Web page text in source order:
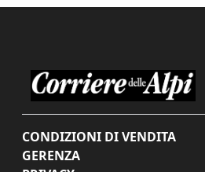
CONDIZIONI DI VENDITA
GERENZA